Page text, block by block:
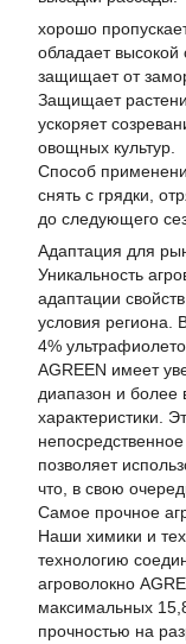
хорошо
обладает
защищает от
Защищает
ускоряет
овощных культур.
Способ
снять с грядки,
до следующего
Адаптация для
Уникальность
адаптации
условия региона.
4%
AGREEN имеет
диапазон и более
характеристики.
позволяет
что, в свою
Самое прочное
Наши химики и
технологию
агроволокно
максимальных
прочностью на